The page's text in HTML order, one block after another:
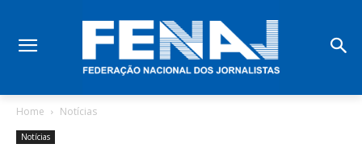
Home Notícias
Notícias